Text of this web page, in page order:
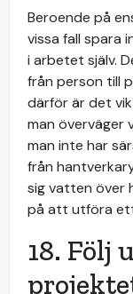
Beroende på
vissa fall spara
i arbetet själv.
från person till
därför är det
man överväger
man inte har
från
sig vatten över
på att utföra
18. Följ